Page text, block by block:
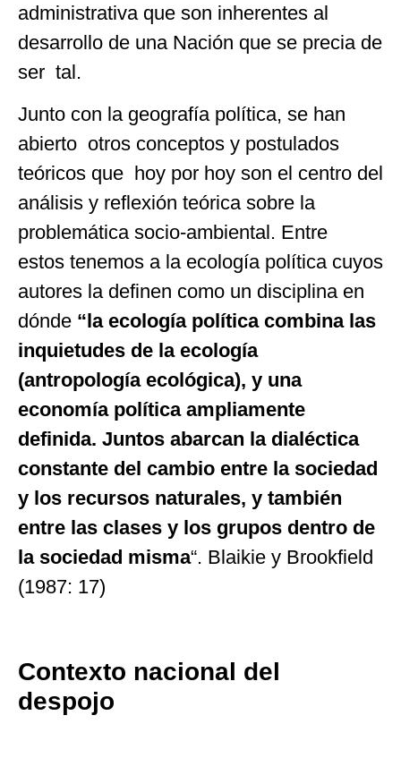
administrativa que son inherentes al
desarrollo de una Nación que se precia de
ser tal.
Junto con la geografía política, se han
abierto otros conceptos y postulados
teóricos que hoy por hoy son el centro del
análisis y reflexión teórica sobre la
problemática socio-ambiental. Entre
estos tenemos a la ecología política cuyos
autores la definen como un disciplina en
dónde “la ecología política combina las
inquietudes de la ecología
(antropología ecológica), y una
economía política ampliamente
definida. Juntos abarcan la dialéctica
constante del cambio entre la sociedad
y los recursos naturales, y también
entre las clases y los grupos dentro de
la sociedad misma“. Blaikie y Brookfield
(1987: 17)
Contexto nacional del
despojo